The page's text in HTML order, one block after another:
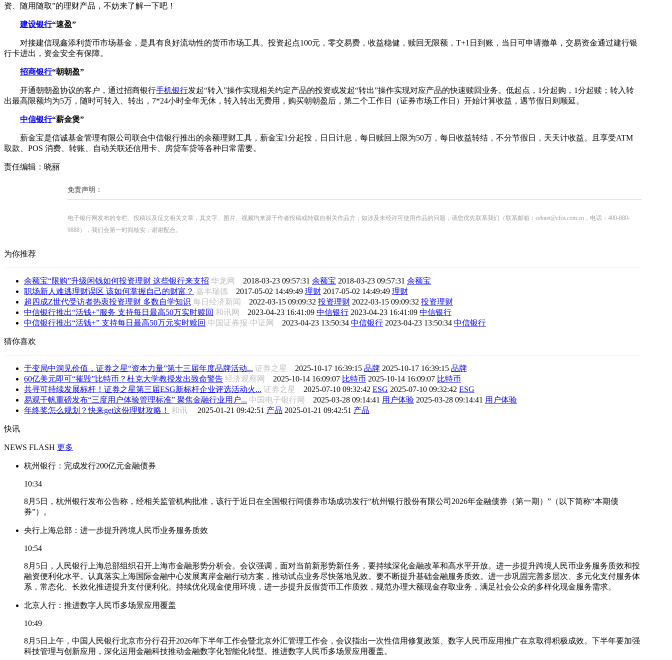
资、随用随取”的理财产品，不妨来了解一下吧！
建设银行“速盈”
对接建信现鑫添利货币市场基金，是具有良好流动性的货币市场工具。投资起点100元，零交易费，收益稳健，赎回无限额，T+1日到账，当日可申请撤单，交易资金通过建行银
行卡进出，资金安全有保障。
招商银行“朝朝盈”
开通朝朝盈协议的客户，通过招商银行手机银行发起“转入”操作实现相关约定产品的投资或发起“转出”操作实现对应产品的快速赎回业务。低起点，1分起购，1分起赎；转入转
出最高限额均为5万，随时可转入、转出，7*24小时全年无休，转入转出无费用，购买朝朝盈后，第二个工作日（证券市场工作日）开始计算收益，遇节假日则顺延。
中信银行“薪金煲”
薪金宝是信诚基金管理有限公司联合中信银行推出的余额理财工具，薪金宝1分起投，日日计息，每日赎回上限为50万，每日收益转结，不分节假日，天天计收益。且享受ATM
取款、POS 消费、转账、自动关联还信用卡、房贷车贷等各种日常需要。
责任编辑：晓丽
免责声明：
电子银行网发布的专栏、投稿以及征文相关文章，其文字、图片、视频均来源于作者投稿或转载自相关作品方；如涉及未经许可使用作品的问题，请您优先联系我们（联系邮箱：cebnet@cfca.com.cn，电话：400-880-
9888），我们会第一时间核实，谢谢配合。
为你推荐
余额宝“限购”升级闲钱如何投资理财 这些银行来支招 华龙网 2018-03-23 09:57:31 余额宝 2018-03-23 09:57:31 余额宝
职场新人难逃理财误区 该如何掌握自己的财富？ 嘉丰瑞德 2017-05-02 14:49:49 理财 2017-05-02 14:49:49 理财
超四成Z世代受访者热衷投资理财 多数自学知识 每日经济新闻 2022-03-15 09:09:32 投资理财 2022-03-15 09:09:32 投资理财
中信银行推出“活钱+”服务 支持每日最高50万实时赎回 和讯网 2023-04-23 16:41:09 中信银行 2023-04-23 16:41:09 中信银行
中信银行推出“活钱+” 支持每日最高50万元实时赎回 中国证券报·中证网 2023-04-23 13:50:34 中信银行 2023-04-23 13:50:34 中信银行
猜你喜欢
于变局中洞见价值，证券之星“资本力量”第十三届年度品牌活动... 证券之星 2025-10-17 16:39:15 品牌 2025-10-17 16:39:15 品牌
60亿美元即可“摧毁”比特币？杜克大学教授发出致命警告 经济观察网 2025-10-14 16:09:07 比特币 2025-10-14 16:09:07 比特币
共寻可持续发展标杆！证券之星第三届ESG新标杆企业评选活动火... 证券之星 2025-07-10 09:32:42 ESG 2025-07-10 09:32:42 ESG
易观千帆重磅发布“三度用户体验管理标准” 聚焦金融行业用户... 中国电子银行网 2025-03-28 09:14:41 用户体验 2025-03-28 09:14:41 用户体验
年终奖怎么规划？快来get这份理财攻略！
和讯 2025-01-21 09:42:51 产品 2025-01-21 09:42:51 产品
快讯
NEWS FLASH 更多
杭州银行：完成发行200亿元金融债券
10:34
8月5日，杭州银行发布公告称，经相关监管机构批准，该行于近日在全国银行间债券市场成功发行“杭州银行股份有限公司2026年金融债券（第一期）”（以下简称“本期债
券”）。
央行上海总部：进一步提升跨境人民币业务服务质效
10:54
8月5日，人民银行上海总部组织召开上海市金融形势分析会。会议强调，面对当前新形势新任务，要持续深化金融改革和高水平开放。进一步提升跨境人民币业务服务质效和投
融资便利化水平。认真落实上海国际金融中心发展离岸金融行动方案，推动试点业务尽快落地见效。要不断提升基础金融服务质效。进一步巩固完善多层次、多元化支付服务体
系，常态化、长效化推进提升支付便利化。持续优化现金使用环境，进一步提升反假货币工作质效，规范办理大额现金存取业务，满足社会公众的多样化现金服务需求。
北京人行：推进数字人民币多场景应用覆盖
10:49
8月5日上午，中国人民银行北京市分行召开2026年下半年工作会暨北京外汇管理工作会，会议指出一次性信用修复政策、数字人民币应用推广在京取得积极成效。下半年要加强
科技管理与创新应用，深化运用金融科技推动金融数字化智能化转型。推进数字人民币多场景应用覆盖。